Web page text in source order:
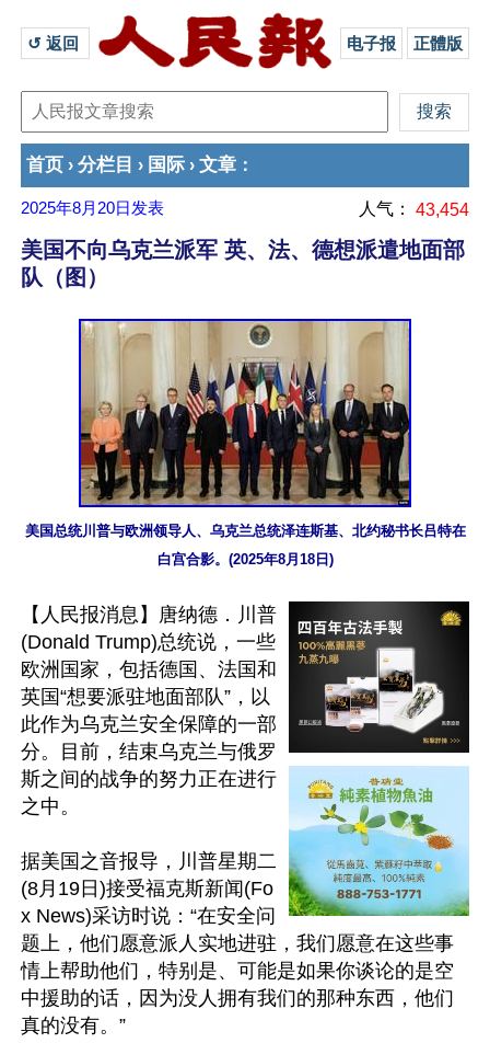
↺ 返回 电子报 正體版
首页 › 分栏目 › 国际 › 文章 ：
2025年8月20日 发表 人气： 43,454
美国不向乌克兰派军 英、法、德想派遣地面部
队（图）
美国总统川普与欧洲领导人、乌克兰总统泽连斯基、北约秘书长吕特在
白宫合影。(2025年8月18日)
【人民报消息】唐纳德．川普
(Donald Trump)总统说，一些
欧洲国家，包括德国、法国和
英国“想要派驻地面部队”，以
此作为乌克兰安全保障的一部
分。目前，结束乌克兰与俄罗
斯之间的战争的努力正在进行
之中。
据美国之音报导，川普星期二
(8月19日)接受福克斯新闻(Fo
x News)采访时说：“在安全问
题上，他们愿意派人实地进驻，我们愿意在这些事
情上帮助他们，特别是、可能是如果你谈论的是空
中援助的话，因为没人拥有我们的那种东西，他们
真的没有。”